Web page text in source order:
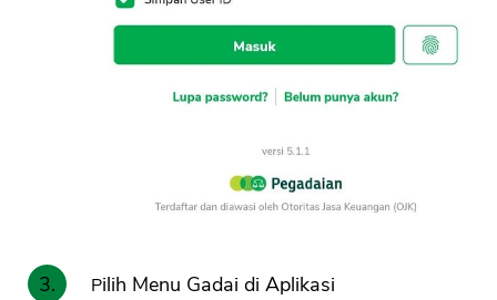
Pilih Menu Gadai di Aplikasi